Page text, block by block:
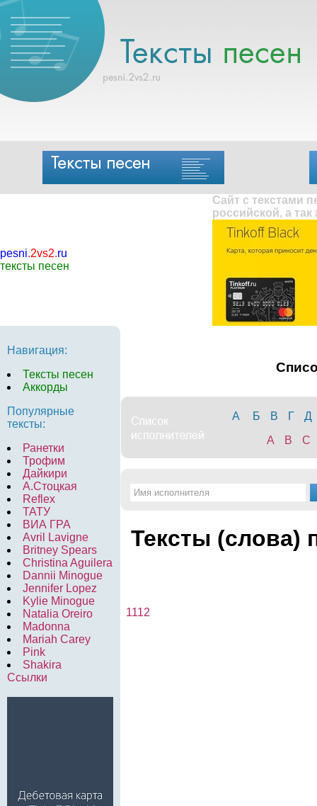
pesni.2vs2.ru
тексты песен
Сайт с текстами
российской, а
Навигация:
Тексты песен
Аккорды
Популярные
тексты:
Ранетки
Трофим
Дайкири
А.Стоцкая
Reflex
ТАТУ
ВИА ГРА
Avril Lavigne
Britney Spears
Christina Aguilera
Dannii Minogue
Jennifer Lopez
Kylie Minogue
Natalia Oreiro
Madonna
Mariah Carey
Pink
Shakira
Ссылки
А Б В Г
Д
A
B C
Тексты (слова)
1112